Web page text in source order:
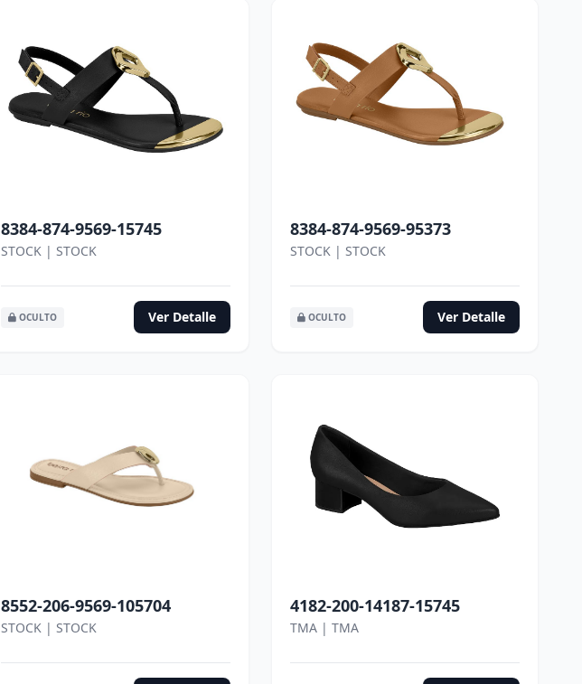
8384-874-9569-15745
STOCK | STOCK
OCULTO Ver Detalle
8384-874-9569-95373
STOCK | STOCK
OCULTO Ver Detalle
8552-206-9569-105704
STOCK | STOCK
4182-200-14187-15745
TMA | TMA